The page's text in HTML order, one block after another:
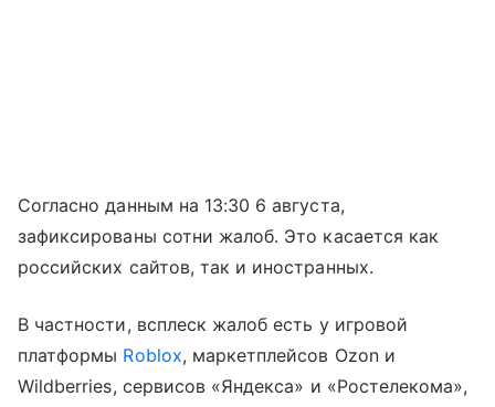
Согласно данным на 13:30 6 августа,
зафиксированы сотни жалоб. Это касается как
российских сайтов, так и иностранных.
В частности, всплеск жалоб есть у игровой
платформы Roblox, маркетплейсов Ozon и
Wildberries, сервисов «Яндекса» и «Ростелекома»,